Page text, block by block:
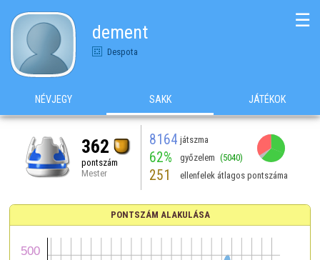
dement
Despota
☰
NÉVJEGY SAKK JÁTÉKOK
362
pontszám
Mester
8164 játszma
62% győzelem (5040)
251 ellenfelek átlagos pontszáma
PONTSZÁM ALAKULÁSA